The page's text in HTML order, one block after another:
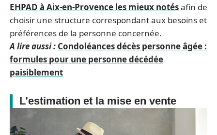
EHPAD à Aix-en-Provence les mieux notésafin de
choisir une structure correspondant aux besoins et
préférences de la personne concernée.
A lire aussi : Condoléances décès personne âgée :
formules pour une personne décédée
paisiblement
L’estimation et la mise en vente